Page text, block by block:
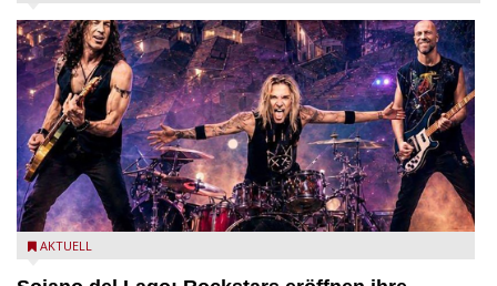
Stef Burns, Will Hunt und Andrea Torresani im Summer Rock
AKTUELL